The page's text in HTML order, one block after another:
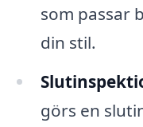
som passar
din stil.
görs en